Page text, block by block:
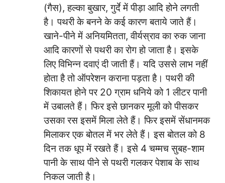
(गैस), हल्का बुखार, गुर्दे में पीड़ा आदि होने लगती
है। पथरी के बनने के कई कारण बताये जाते हैं।
खाने-पीने में अनियमितता, वीर्यस्राव का रुक जाना
आदि कारणों से पथरी का रोग हो जाता है। इसके
लिए विभिन्न दवाएं दी जाती हैं। यदि उससे लाभ नहीं
होता है तो ऑपरेशन कराना पड़ता है। पथरी की
शिकायत होने पर 20 ग्राम धनिये को 1 लीटर पानी
में उबालते हैं। फिर इसे छानकर मूली को पीसकर
उसका रस इसमें मिला लेते हैं। फिर इसमें सेंधानमक
मिलाकर एक बोतल में भर लेते हैं। इस बोतल को 8
दिन तक धूप में रखते हैं। इसे 4 चम्मच सुबह-शाम
पानी के साथ पीने से पथरी गलकर पेशाब के साथ
निकल जाती है।